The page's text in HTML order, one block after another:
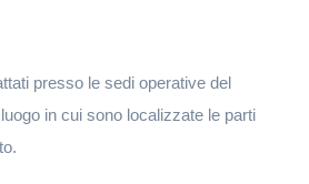
presso le sedi operative del
in cui sono localizzate le parti